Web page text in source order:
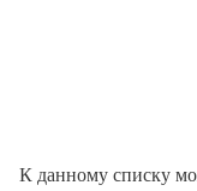
К данному списку